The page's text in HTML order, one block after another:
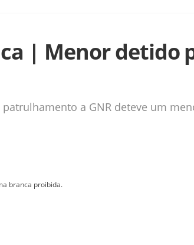
| Menor detido
a GNR deteve um
branca proibida.